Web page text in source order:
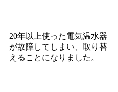
20年以上使った電気温水器
が故障してしまい、取り替
えることになりました。